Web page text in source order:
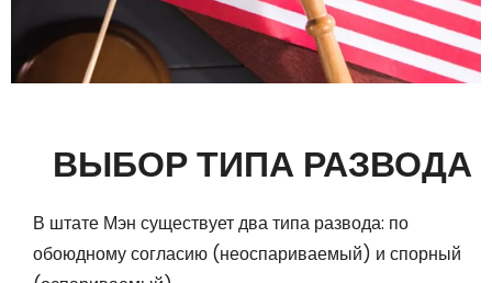
ВЫБОР ТИПА РАЗВОДА
В штате Мэн существует два типа развода: по
обоюдному согласию (неоспариваемый) и спорный